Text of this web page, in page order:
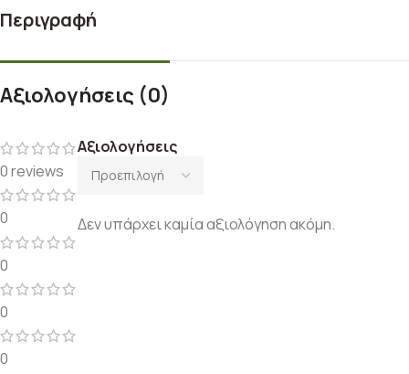
Περιγραφή
Αξιολογήσεις (0)
0 reviews
0
0
0
0
Αξιολογήσεις
Δεν υπάρχει καμία αξιολόγηση ακόμη.